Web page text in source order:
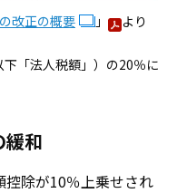
改正の概要 」
より
「法人税額」）の20％に
緩和
除が10％上乗せされ